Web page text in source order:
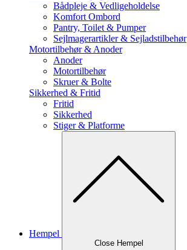
Bådpleje & Vedligeholdelse
Komfort Ombord
Pantry, Toilet & Pumper
Sejlmagerartikler & Sejladstilbehør
Motortilbehør & Anoder
Anoder
Motortilbehør
Skruer & Bolte
Sikkerhed & Fritid
Fritid
Sikkerhed
Stiger & Platforme
Hempel
Close Hempel